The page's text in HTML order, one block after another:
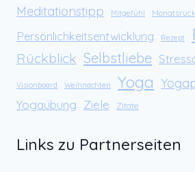
Meditationstipp Mitgefühl
Persönlichkeitsentwicklung Rezept
Rückblick Selbstliebe
Visionboard Weihnachten Yoga
Yogaübung Ziele Zitate
Links zu Partnerseiten